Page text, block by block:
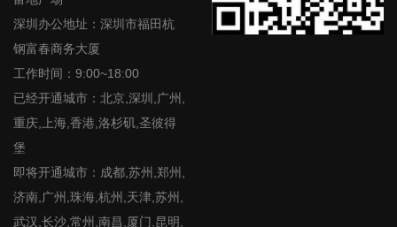
深圳办公地址：深圳市福田杭
钢富春商务大厦
工作时间：9:00~18:00
已经开通城市：北京,深圳,广州,
重庆,上海,香港,洛杉矶,圣彼得
堡
即将开通城市：成都,苏州,郑州,
济南,广州,珠海,杭州,天津,苏州,
武汉,长沙,常州,南昌,厦门,昆明,